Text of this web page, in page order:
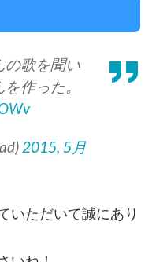
の歌を聞い
作った。
2015, 5月
いただいて誠にあり